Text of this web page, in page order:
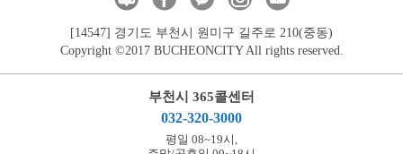
[14547] 경기도 부천시 원미구 길주로 210(중동)
Copyright ©2017 BUCHEONCITY All rights reserved.
부천시 365콜센터
032-320-3000
평일 08~19시,